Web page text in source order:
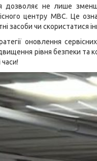
дозволяє не лише
центру МВС. Це
засоби чи скористатися
оновлення
рівня безпеки та